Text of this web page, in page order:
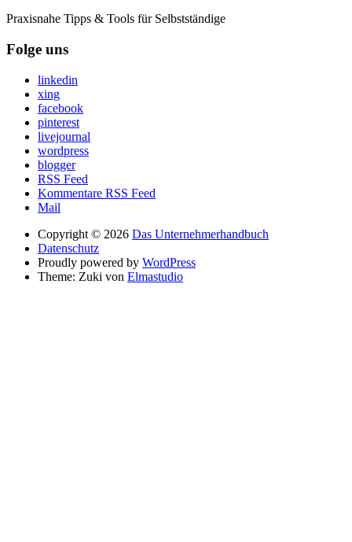
Praxisnahe Tipps & Tools für Selbstständige
Folge uns
linkedin
xing
facebook
pinterest
livejournal
wordpress
blogger
RSS Feed
Kommentare RSS Feed
Mail
Copyright © 2026 Das Unternehmerhandbuch
Datenschutz
Proudly powered by WordPress
Theme: Zuki von Elmastudio